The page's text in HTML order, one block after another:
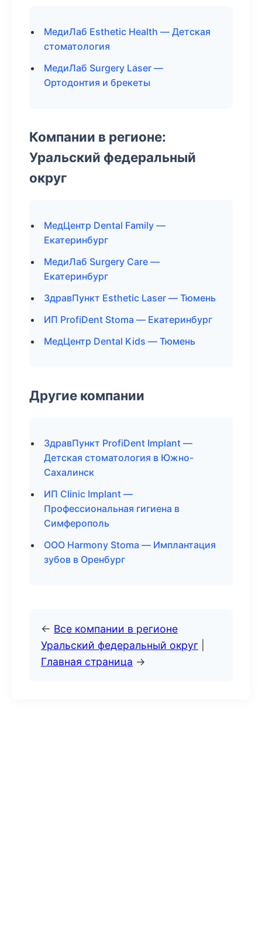
МедиЛаб Esthetic Health — Детская
стоматология
МедиЛаб Surgery Laser —
Ортодонтия и брекеты
Компании в регионе:
Уральский федеральный
округ
МедЦентр Dental Family —
Екатеринбург
МедиЛаб Surgery Care —
Екатеринбург
ЗдравПункт Esthetic Laser — Тюмень
ИП ProfiDent Stoma — Екатеринбург
МедЦентр Dental Kids — Тюмень
Другие компании
ЗдравПункт ProfiDent Implant —
Детская стоматология в Южно-
Сахалинск
ИП Clinic Implant —
Профессиональная гигиена в
Симферополь
ООО Harmony Stoma — Имплантация
зубов в Оренбург
← Все компании в регионе
Уральский федеральный округ
Главная страница →